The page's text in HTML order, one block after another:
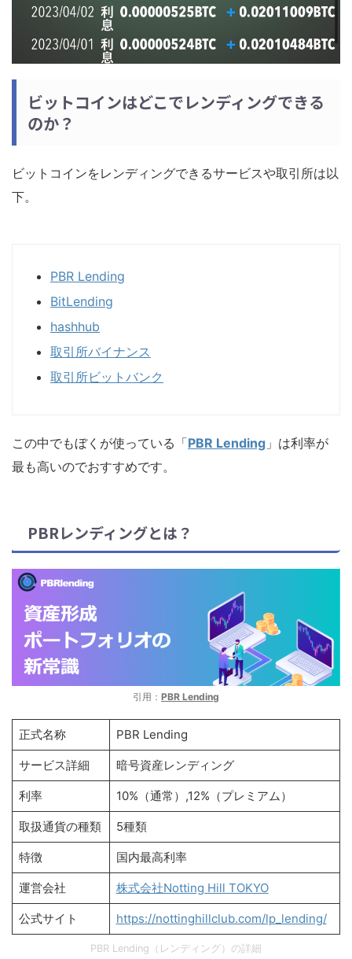
ビットコインはどこでレンディングできる
のか？
ビットコインをレンディングできるサービスや取引所は以
下。
PBR Lending
BitLending
hashhub
取引所バイナンス
取引所ビットバンク
この中でもぼくが使っている「PBR Lending 」は利率が
最も高いのでおすすめです。
PBRレンディングとは？
引用： PBR Lending
正式名称 PBR Lending
サービス詳細 暗号資産レンディング
利率 10%（通常）,12%（プレミアム）
取扱通貨の種類 5種類
特徴 国内最高利率
運営会社 株式会社Notting Hill TOKYO
公式サイト https://nottinghillclub.com/lp_lending/
PBR Lending（レンディング）の詳細